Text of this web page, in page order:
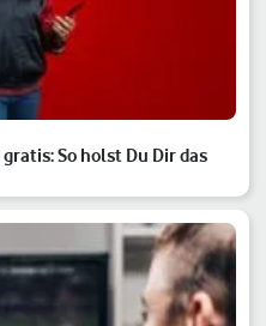
So holst Du Dir das